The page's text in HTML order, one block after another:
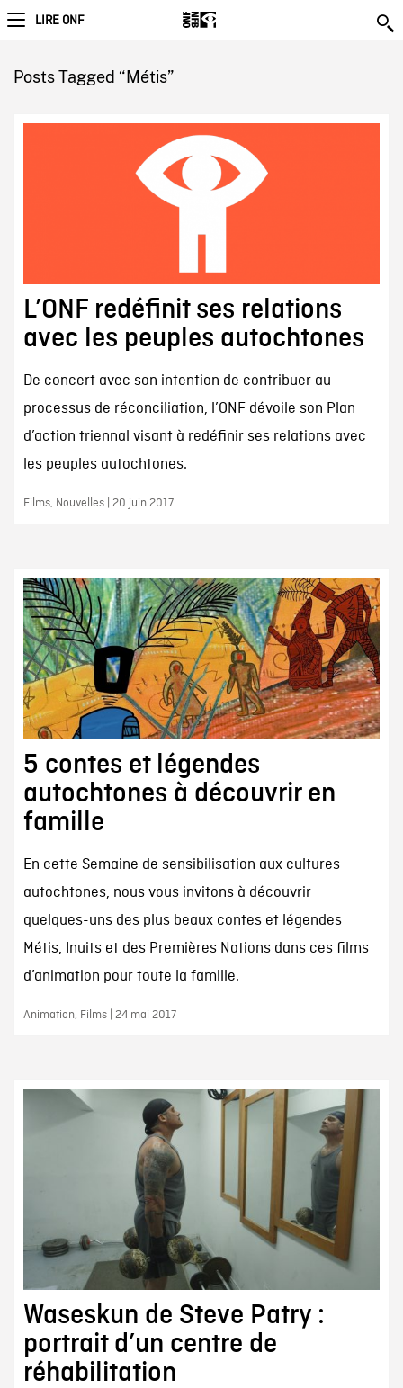
LIRE ONF
Posts Tagged “Métis”
L’ONF redéfinit ses relations
avec les peuples autochtones
De concert avec son intention de contribuer au
processus de réconciliation, l’ONF dévoile son Plan
d’action triennal visant à redéfinir ses relations avec
les peuples autochtones.
Films, Nouvelles | 20 juin 2017
5 contes et légendes
autochtones à découvrir en
famille
En cette Semaine de sensibilisation aux cultures
autochtones, nous vous invitons à découvrir
quelques-uns des plus beaux contes et légendes
Métis, Inuits et des Premières Nations dans ces films
d’animation pour toute la famille.
Animation, Films | 24 mai 2017
Waseskun de Steve Patry :
portrait d’un centre de
réhabilitation